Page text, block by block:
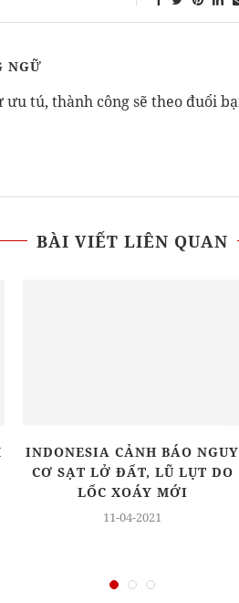
NGỮ
ưu tú, thành công sẽ theo đuổi
BÀI VIẾT LIÊN QUAN
INDONESIA CẢNH BÁO NGUY
CƠ SẠT LỞ ĐẤT, LŨ LỤT DO
LỐC XOÁY MỚI
11-04-2021